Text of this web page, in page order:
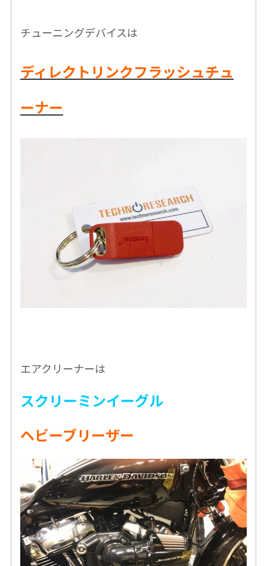
チューニングデバイスは
ディレクトリンクフラッシュチュ
ーナー
エアクリーナーは
スクリーミンイーグル
ヘビーブリーザー